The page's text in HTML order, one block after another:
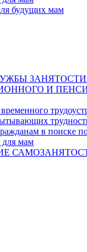
будущих мам
И
в поиске
для мам